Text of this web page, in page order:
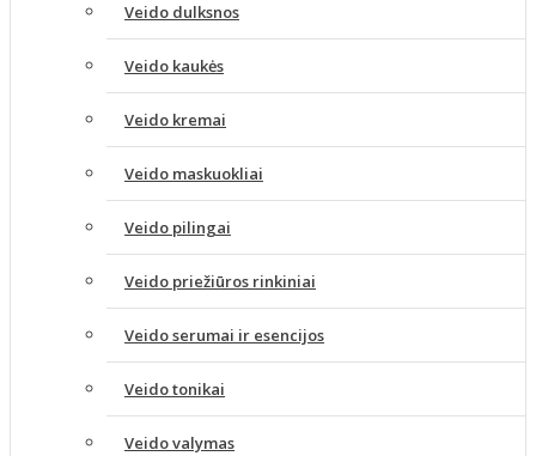
Veido dulksnos
Veido kaukės
Veido kremai
Veido maskuokliai
Veido pilingai
Veido priežiūros rinkiniai
Veido serumai ir esencijos
Veido tonikai
Veido valymas